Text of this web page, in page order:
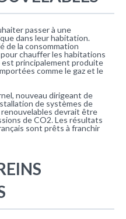
passer à une
dans leur habitation.
de la consommation
chauffer les habitations
principalement produite
comme le gaz et le
nouveau dirigeant de
de systèmes de
devrait être
de CO2. Les résultats
sont prêts à franchir